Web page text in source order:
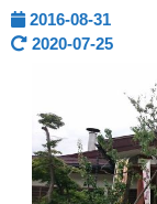
2016-08-31
2020-07-25